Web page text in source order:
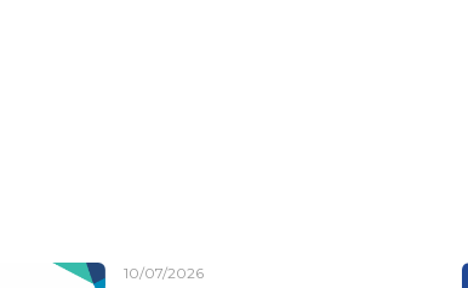
10/07/2026